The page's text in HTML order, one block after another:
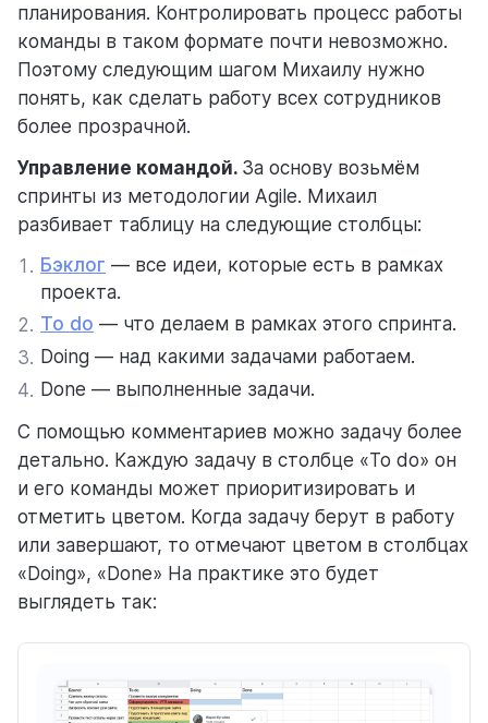
планирования. Контролировать процесс работы
команды в таком формате почти невозможно.
Поэтому следующим шагом Михаилу нужно
понять, как сделать работу всех сотрудников
более прозрачной.
Управление командой. За основу возьмём
спринты из методологии Agile. Михаил
разбивает таблицу на следующие столбцы:
1. Бэклог — все идеи, которые есть в рамках
проекта.
2. To do — что делаем в рамках этого спринта.
3. Doing — над какими задачами работаем.
4. Done — выполненные задачи.
С помощью комментариев можно задачу более
детально. Каждую задачу в столбце «To do» он
и его команды может приоритизировать и
отметить цветом. Когда задачу берут в работу
или завершают, то отмечают цветом в столбцах
«Doing», «Done» На практике это будет
выглядеть так: